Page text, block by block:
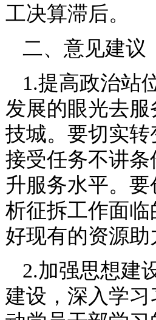
工决算滞后。
二、意见建议
1.提高政治站
发展的眼光去
技城。要切实
接受任务不讲
升服务水平。
析征拆工作面
好现有的资源
2.加强思想建
建设，深入学